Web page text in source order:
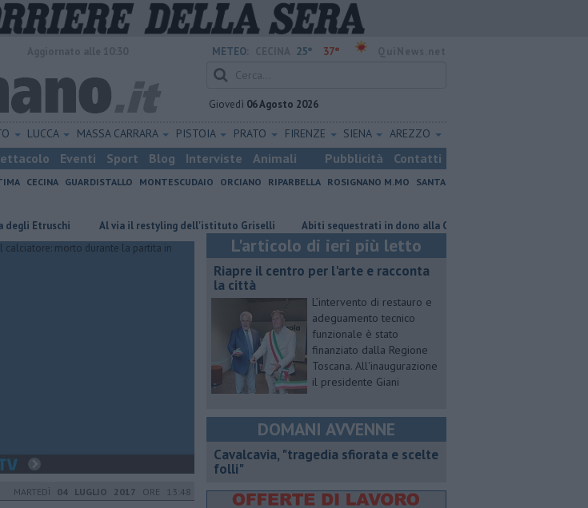
METEO: 25° 37°
Giovedì 06 Agosto 2026
LUCCA MASSA CARRARA PISTOIA PRATO FIRENZE SIENA AREZZO
Eventi Sport Blog Interviste Animali Pubblicità Contatti
CECINA GUARDISTALLO MONTESCUDAIO ORCIANO RIPARBELLA ROSIGNANO M.MO
SANTA
Al via il restyling dell'istituto Griselli Abiti sequestrati in dono alla Caritas
MARTEDÌ 04 LUGLIO 2017 ORE 13:48
L'articolo di ieri più letto
Riapre il centro per l'arte e racconta
la città
L’intervento di restauro e
adeguamento tecnico
funzionale è stato
finanziato dalla Regione
Toscana. All'inaugurazione
il presidente Giani
DOMANI AVVENNE
Cavalcavia, "tragedia sfiorata e scelte
folli"